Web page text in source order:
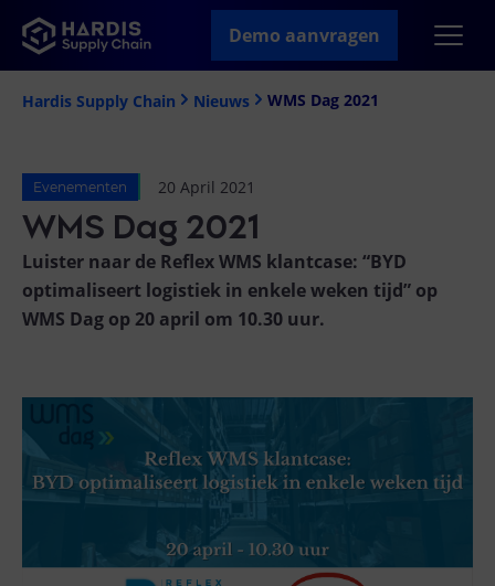
Demo aanvragen
Hardis Supply Chain Nieuws WMS Dag 2021
Evenementen 20 April 2021
WMS Dag 2021
Luister naar de Reflex WMS klantcase: “BYD
optimaliseert logistiek in enkele weken tijd” op
WMS Dag op 20 april om 10.30 uur.